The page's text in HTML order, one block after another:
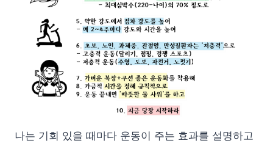
나는 기회 있을 때마다 운동이 주는 효과를 설명하고